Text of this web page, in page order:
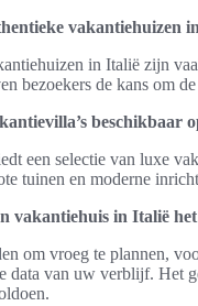
vakantiehuizen
in Italië zijn
bezoekers de kans om
beschikbaar
een selectie van luxe
tuinen en moderne
vakantiehuis in Italië het
om vroeg te plannen,
data van uw verblijf. Het